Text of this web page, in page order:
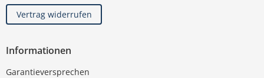
Vertrag widerrufen
Informationen
Garantieversprechen